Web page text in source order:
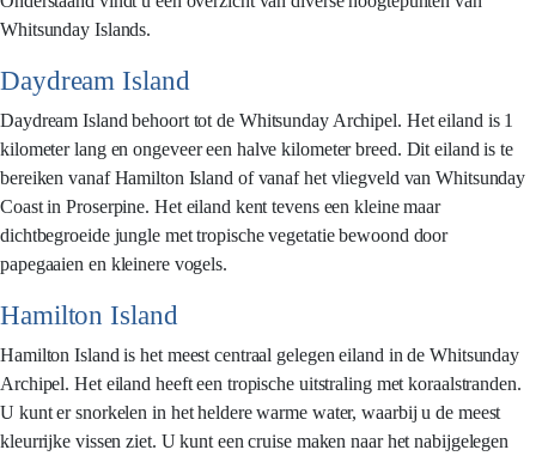
Whitsunday Islands.
Daydream Island
Daydream Island behoort tot de Whitsunday Archipel. Het eiland is 1
kilometer lang en ongeveer een halve kilometer breed. Dit eiland is te
bereiken vanaf Hamilton Island of vanaf het vliegveld van Whitsunday
Coast in Proserpine. Het eiland kent tevens een kleine maar
dichtbegroeide jungle met tropische vegetatie bewoond door
papegaaien en kleinere vogels.
Hamilton Island
Hamilton Island is het meest centraal gelegen eiland in de Whitsunday
Archipel. Het eiland heeft een tropische uitstraling met koraalstranden.
U kunt er snorkelen in het heldere warme water, waarbij u de meest
kleurrijke vissen ziet. U kunt een cruise maken naar het nabijgelegen